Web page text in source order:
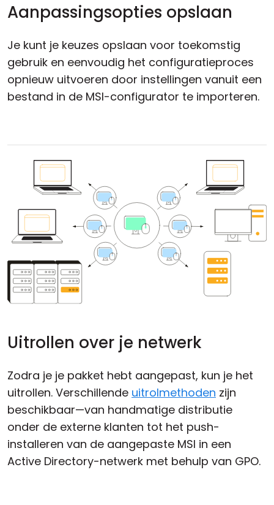
Aanpassingsopties opslaan
Je kunt je keuzes opslaan voor toekomstig
gebruik en eenvoudig het configuratieproces
opnieuw uitvoeren door instellingen vanuit een
bestand in de MSI-configurator te importeren.
Uitrollen over je netwerk
Zodra je je pakket hebt aangepast, kun je het
uitrollen. Verschillende uitrolmethoden zijn
beschikbaar—van handmatige distributie
onder de externe klanten tot het push-
installeren van de aangepaste MSI in een
Active Directory-netwerk met behulp van GPO.